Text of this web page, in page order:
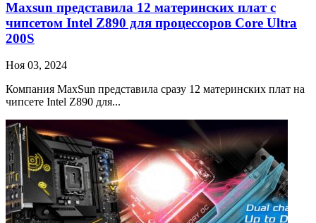
Maxsun представила 12 материнских плат с
чипсетом Intel Z890 для процессоров Core Ultra
200S
Ноя 03, 2024
Компания MaxSun представила сразу 12 материнских плат на
чипсете Intel Z890 для...